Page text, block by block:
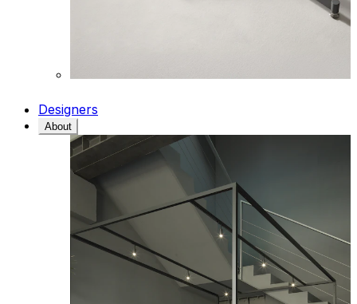
Designers
About